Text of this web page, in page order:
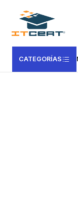
CATEGORÍAS
Inicio